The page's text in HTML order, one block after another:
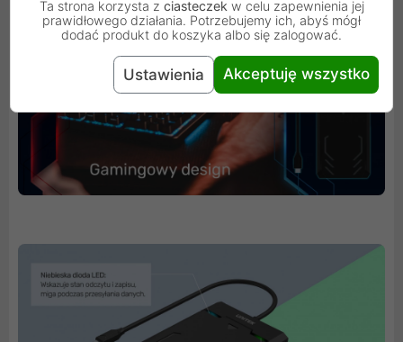
Ta strona korzysta z ciasteczekw celu zapewnienia jej
prawidłowego działania. Potrzebujemy ich, abyś mógł
dodać produkt do koszyka albo się zalogować.
Ustawienia Akceptuję wszystko